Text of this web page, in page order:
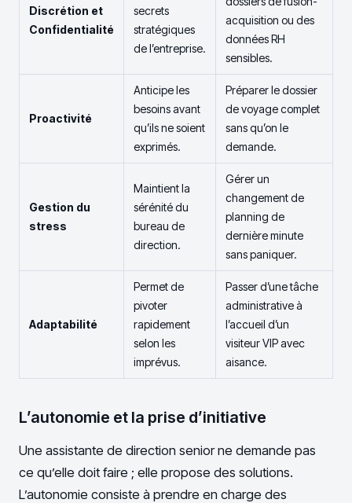
Discrétion et
Confidentialité
secrets
stratégiques
de l’entreprise.
acquisition ou des
données RH
sensibles.
Proactivité
Anticipe les
besoins avant
qu’ils ne soient
exprimés.
Préparer le dossier
de voyage complet
sans qu’on le
demande.
Gestion du
stress
Maintient la
sérénité du
bureau de
direction.
Gérer un
changement de
planning de
dernière minute
sans paniquer.
Adaptabilité
Permet de
pivoter
rapidement
selon les
imprévus.
Passer d’une tâche
administrative à
l’accueil d’un
visiteur VIP avec
aisance.
L’autonomie et la prise d’initiative
Une assistante de direction senior ne demande pas
ce qu’elle doit faire ; elle propose des solutions.
L’autonomie consiste à prendre en charge des